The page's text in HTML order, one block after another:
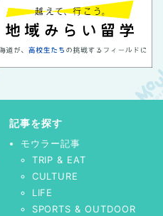
記事を探す
モウラー記事
TRIP & EAT
CULTURE
LIFE
SPORTS & OUTDOOR